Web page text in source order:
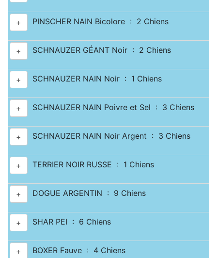
+ PINSCHER NAIN Bicolore : 2 Chiens
+ SCHNAUZER GÉANT Noir : 2 Chiens
+ SCHNAUZER NAIN Noir : 1 Chiens
+ SCHNAUZER NAIN Poivre et Sel : 3 Chiens
+ SCHNAUZER NAIN Noir Argent : 3 Chiens
+ TERRIER NOIR RUSSE : 1 Chiens
+ DOGUE ARGENTIN : 9 Chiens
+ SHAR PEI : 6 Chiens
+ BOXER Fauve : 4 Chiens